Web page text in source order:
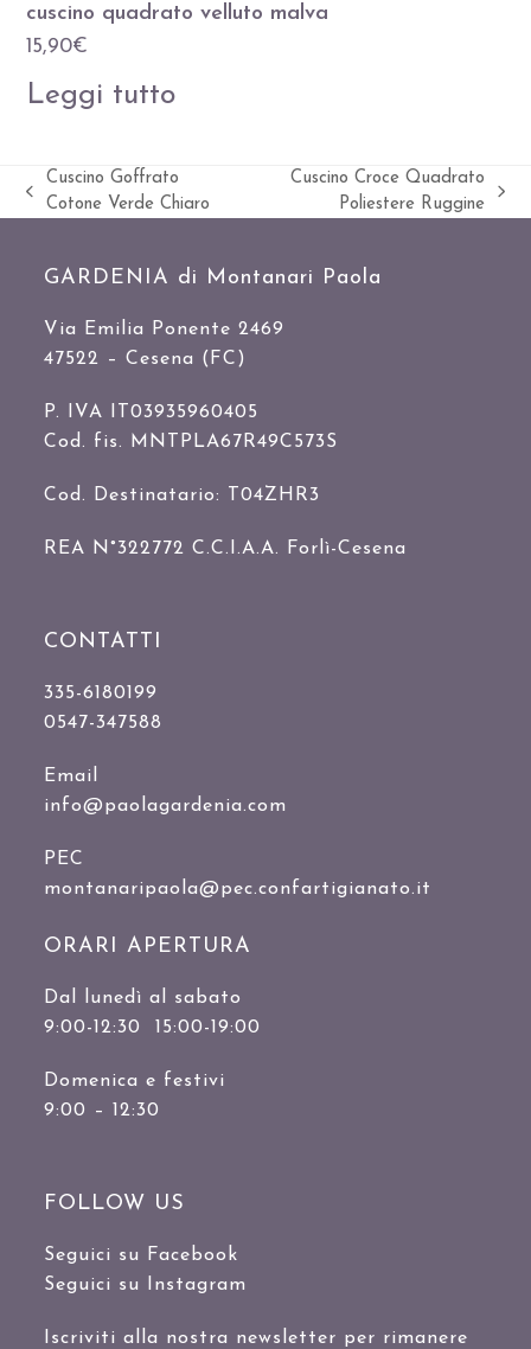
cuscino quadrato velluto malva
15,90€
Leggi tutto
Slide
Cuscino Goffrato
Cotone Verde Chiaro
Cuscino Croce Quadrato
Poliestere Ruggine
GARDENIA di Montanari Paola
Via Emilia Ponente 2469
47522 – Cesena (FC)
P. IVA IT03935960405
Cod. fis. MNTPLA67R49C573S
Cod. Destinatario: T04ZHR3
REA N°322772 C.C.I.A.A. Forlì-Cesena
CONTATTI
335-6180199
0547-347588
Email
info@paolagardenia.com
PEC
montanaripaola@pec.confartigianato.it
ORARI APERTURA
Dal lunedì al sabato
9:00-12:30 15:00-19:00
Domenica e festivi
9:00 – 12:30
FOLLOW US
Seguici su Facebook
Seguici su Instagram
Iscriviti alla nostra newsletter per rimanere